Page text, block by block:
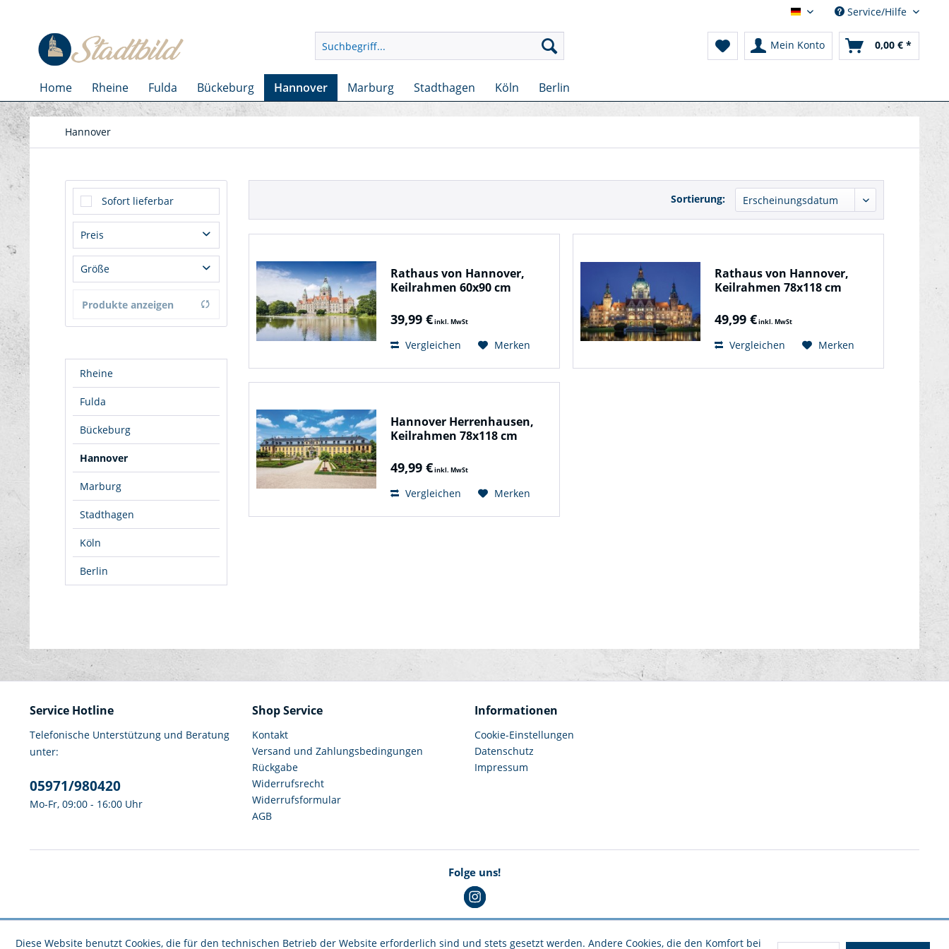
Deine Stadtbilder
Service/Hilfe
Mein Konto 0,00 € *
Home Rheine Fulda Bückeburg Hannover Marburg Stadthagen Köln Berlin
Hannover
Sofort lieferbar
Preis
von39,99 €bis49,99 €
Größe
60x90
Produkte anzeigen
Rheine
Fulda
Bückeburg
Hannover
Marburg
Stadthagen
Köln
Berlin
Sortierung:
Rathaus von Hannover,
Keilrahmen 60x90 cm
39,99 €inkl. MwSt
Vergleichen Merken
Rathaus von Hannover,
Keilrahmen 78x118 cm
49,99 €inkl. MwSt
Vergleichen Merken
Hannover Herrenhausen,
Keilrahmen 78x118 cm
49,99 €inkl. MwSt
Vergleichen Merken
Service Hotline
Telefonische Unterstützung und Beratung
unter:
05971/980420
Mo-Fr, 09:00 - 16:00 Uhr
Shop Service
Kontakt
Versand und Zahlungsbedingungen
Rückgabe
Widerrufsrecht
Widerrufsformular
AGB
Informationen
Cookie-Einstellungen
Datenschutz
Impressum
Folge uns!
Diese Website benutzt Cookies, die für den technischen Betrieb der Website erforderlich sind und stets gesetzt werden. Andere Cookies, die den Komfort bei